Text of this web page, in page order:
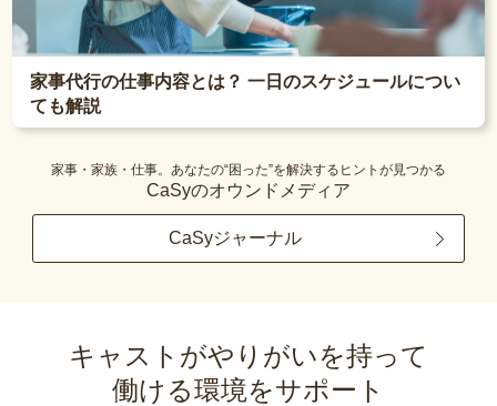
家事代行の仕事内容とは？ 一日のスケジュールについ
ても解説
家事・家族・仕事。あなたの“困った”を解決するヒントが見つかる
CaSyのオウンドメディア
CaSyジャーナル
キャストがやりがいを持って
働ける環境をサポート